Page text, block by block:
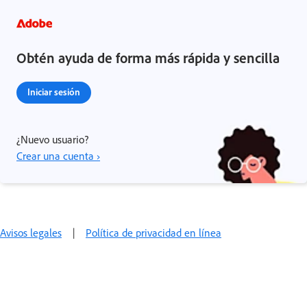
Obtén ayuda de forma más rápida y sencilla
Iniciar sesión
¿Nuevo usuario?
Crear una cuenta ›
Avisos legales | Política de privacidad en línea